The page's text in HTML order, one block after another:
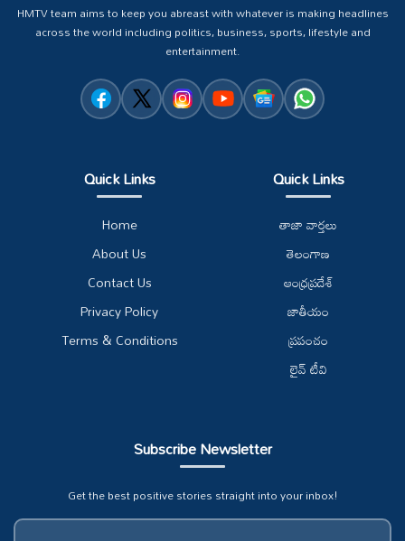
HMTV team aims to keep you abreast with whatever is making headlines
across the world including politics, business, sports, lifestyle and
entertainment.
Quick Links
Home
About Us
Contact Us
Privacy Policy
Terms & Conditions
Quick Links
తాజా వార్తలు
తెలంగాణ
ఆంధ్రప్రదేశ్
జాతీయం
ప్రపంచం
లైవ్ టీవి
Subscribe Newsletter
Get the best positive stories straight into your inbox!